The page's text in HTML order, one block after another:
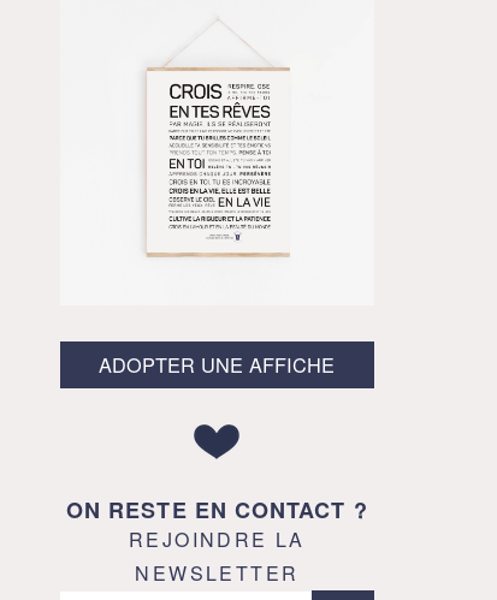
ADOPTER UNE AFFICHE
ON RESTE EN CONTACT ?
REJOINDRE LA
NEWSLETTER